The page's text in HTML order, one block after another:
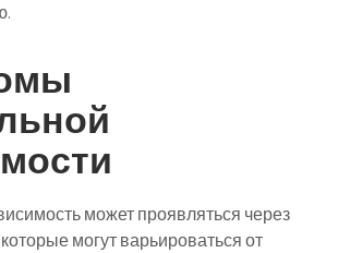
может проявляться через
могут варьироваться от